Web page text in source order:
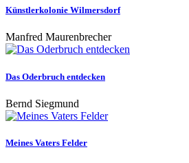
Künstlerkolonie Wilmersdorf
Manfred Maurenbrecher
Das Oderbruch entdecken
Bernd Siegmund
Meines Vaters Felder